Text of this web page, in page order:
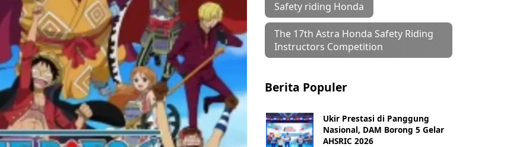
Safety riding Honda
The 17th Astra Honda Safety Riding
Instructors Competition
Berita Populer
Ukir Prestasi di Panggung
Nasional, DAM Borong 5 Gelar
AHSRIC 2026